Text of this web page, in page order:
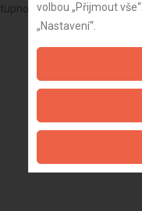
volbou „Přijmout
„Nastavení“.